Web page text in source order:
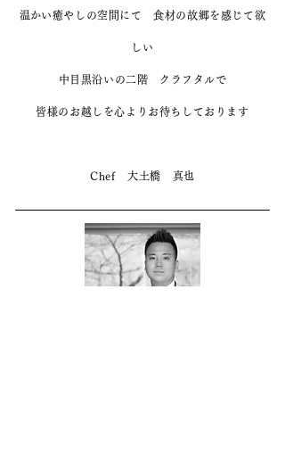
​温かい癒やしの空間にて 食材の故郷を感じて欲
しい
中目黒沿いの二階 クラフタルで
皆様のお越しを心よりお待ちしております
Chef 大土橋 真也